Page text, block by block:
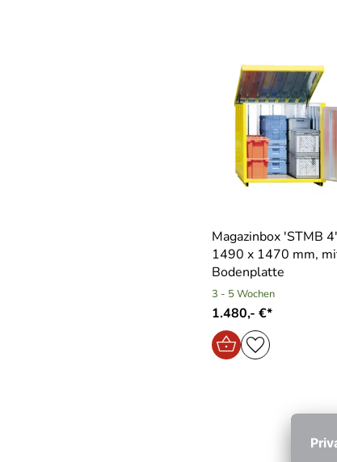
Magazinbox ′STMB
1490 x 1470 mm,
Bodenplatte
3 - 5 Wochen
1.480,- €*